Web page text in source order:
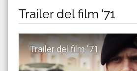
Trailer del film '71
Guarda trailer del film '71